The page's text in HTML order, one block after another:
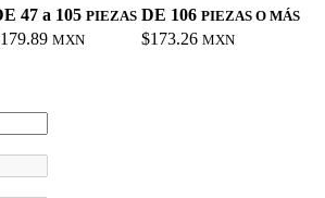
47 a 105 PIEZAS DE 106 PIEZAS O MÁS
MXN $173.26 MXN